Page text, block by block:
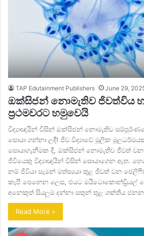
TAP Edutainment Publishers June 29,
ඔක්සිජන් නොමැතිව ජිවත්විය
ප්‍රථමවරට හමුවෙයි
විද්‍යාඥයින් විසින් ඔක්සිජන් නොමැතිව
සොයා ගන්නා ලදී! ජීව විද්‍යාවේ මූලික
සොයාගැනීමක දී, ඔක්සිජන් නොමැතිව ජීවත්
ජීවියෙකු විද්‍යාඥයින් විසින් සොයාගෙන ඇත.
නම් ජීවියා සැමන් මත්ස්‍යයා තුළ ජීවත් වන
කැපී පෙනෙන ලෙස, එයට මයිටොකොන්ඩ්‍රියල්
අනෙකුත් සියලුම දන්නා සතුන් තුළ ශක්තිය
Read More »